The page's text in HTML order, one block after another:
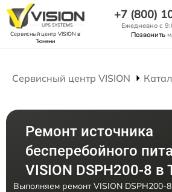
Сервисный центр VISION в
Тюмени
+7 (800)
Ежедневно с
Позвонить
Сервисный центр VISION
Ремонт источника
бесперебойного
VISION DSPH200-8
Выполняем ремонт VISION DSPH200-